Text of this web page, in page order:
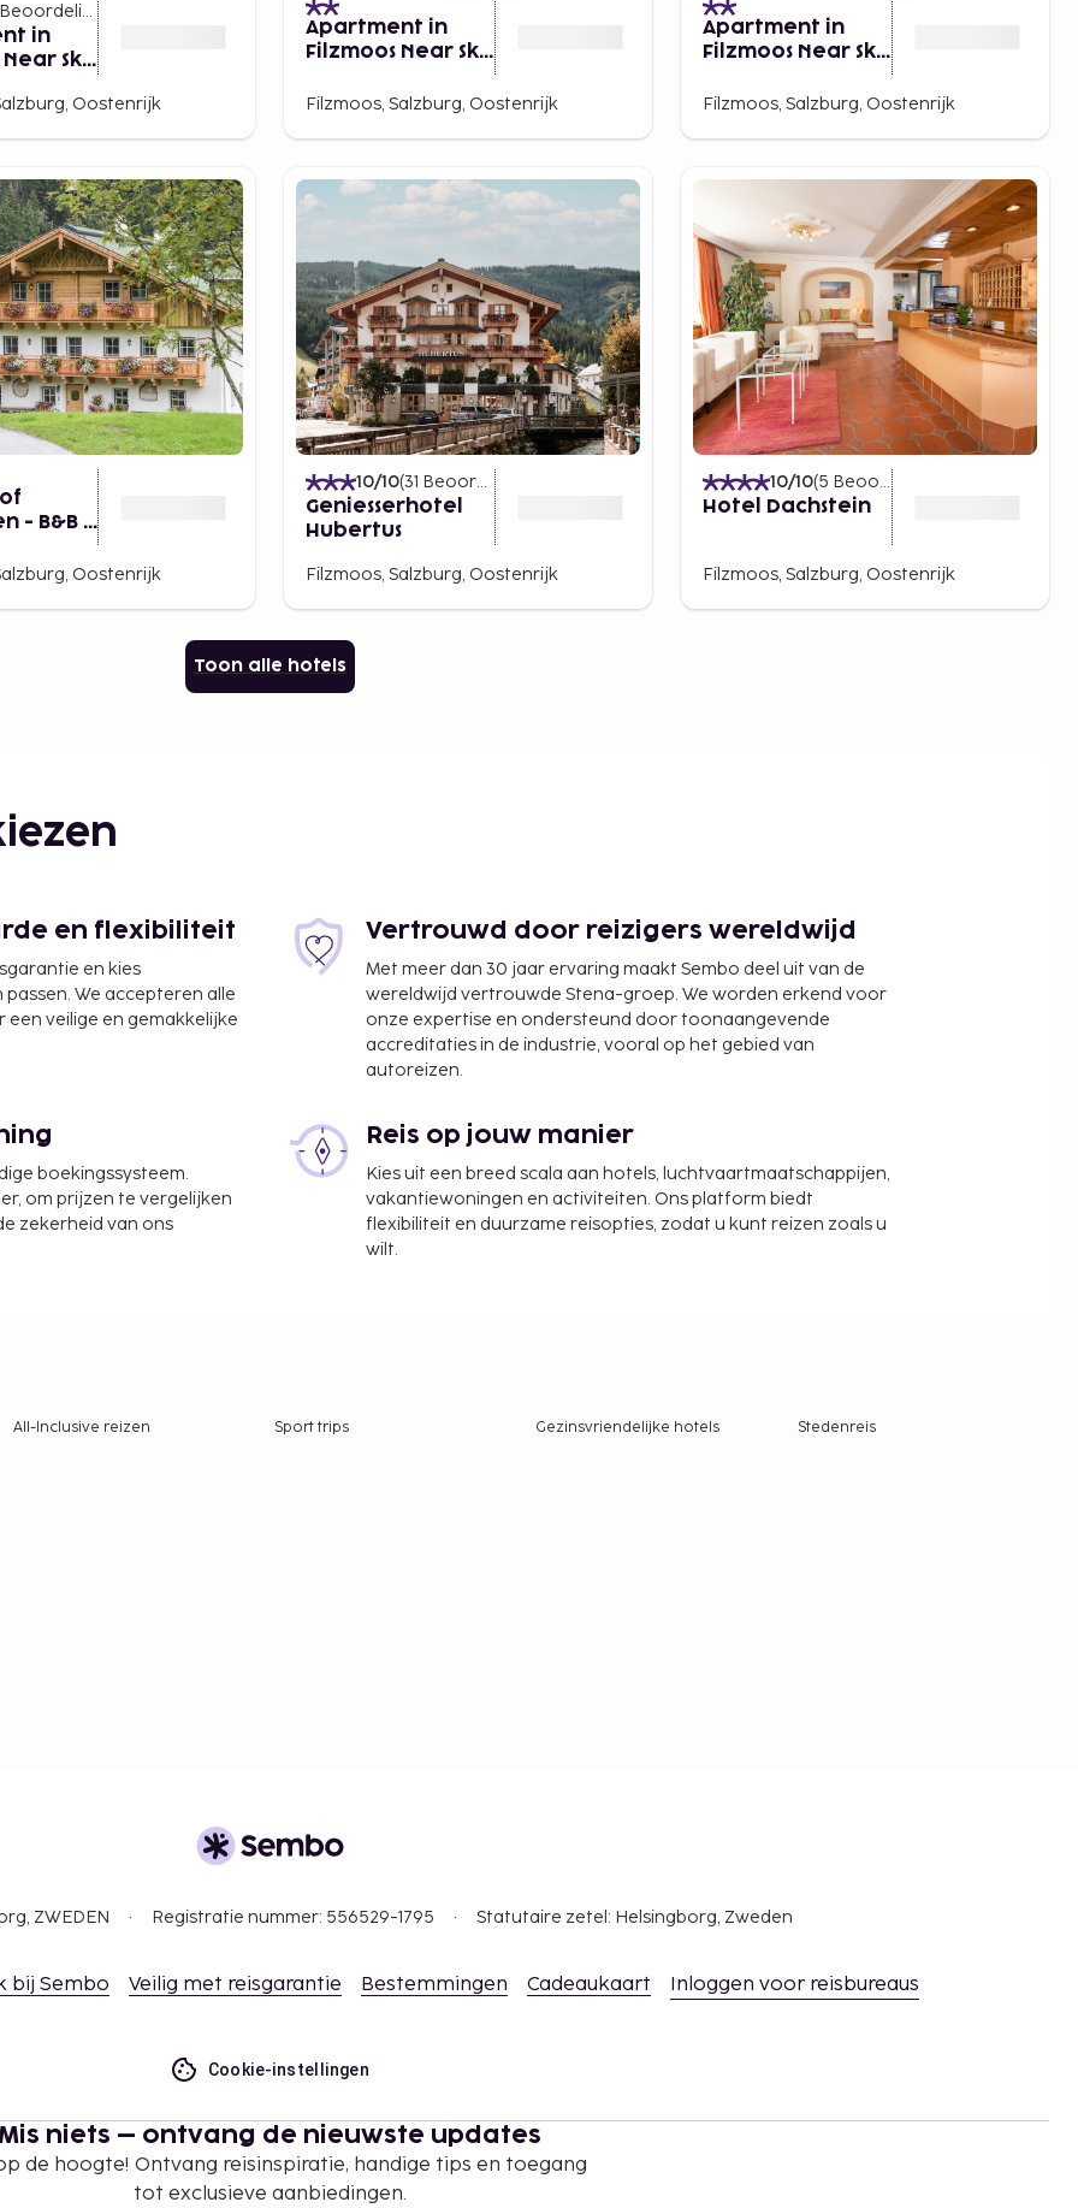
Beoordelingen
in
Ski
Oostenrijk
Apartment in
Filzmoos Near Ski
Filzmoos, Salzburg, Oostenrijk
Apartment in
Filzmoos Near Ski
Filzmoos, Salzburg, Oostenrijk
- B&B -
Oostenrijk
10/10(31 Beoordelingen
Geniesserhotel
Hubertus
Filzmoos, Salzburg, Oostenrijk
10/10(5 Beoordelingen
Hotel Dachstein
Filzmoos, Salzburg, Oostenrijk
Toon alle hotels
en flexibiliteit
en kies
We accepteren alle
veilige en gemakkelijke
Vertrouwd door reizigers wereldwijd
Met meer dan 30 jaar ervaring maakt Sembo deel uit van de
wereldwijd vertrouwde Stena-groep. We worden erkend voor
onze expertise en ondersteund door toonaangevende
accreditaties in de industrie, vooral op het gebied van
autoreizen.
boekingssysteem.
om prijzen te vergelijken
zekerheid van ons
Reis op jouw manier
Kies uit een breed scala aan hotels, luchtvaartmaatschappijen,
vakantiewoningen en activiteiten. Ons platform biedt
flexibiliteit en duurzame reisopties, zodat u kunt reizen zoals u
wilt.
All-Inclusive reizen Sport trips Gezinsvriendelijke hotels
Stedenreis
ZWEDEN Registratie nummer: 556529-1795 Statutaire zetel: Helsingborg, Zweden
bij Sembo Veilig met reisgarantie Bestemmingen Cadeaukaart Inloggen voor reisbureaus
Cookie-instellingen
niets – ontvang de nieuwste updates
de hoogte! Ontvang reisinspiratie, handige tips en toegang
tot exclusieve aanbiedingen.